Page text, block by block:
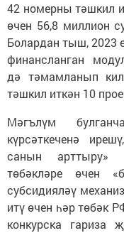
42 номерны тәшкил
өчен 56,8 миллион
Болардан тыш, 2023
финансланган
дә тәмамланып
тәшкил иткән 10
Мәгълүм
күрсәткеченә
санын арттыру»
төбәкләре өчен
субсидияләү
итү өчен һәр төбәк
конкурска гариза